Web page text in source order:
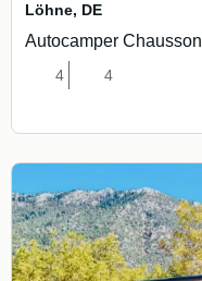
Löhne, DE
Autocamper Chausson
4 4